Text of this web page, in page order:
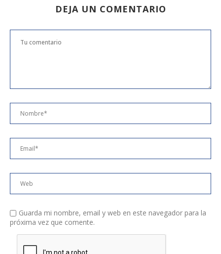
DEJA UN COMENTARIO
Guarda mi nombre, email y web en este navegador para la
próxima vez que comente.